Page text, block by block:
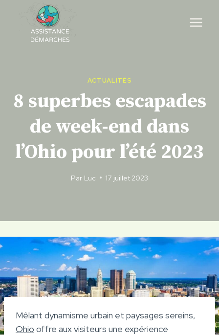
content
ACTUALITÉS
8 superbes escapades
de week-end dans
l’Ohio pour l’été 2023
Par Luc 17 juillet 2023
Mêlant dynamisme urbain et paysages sereins,
Ohio offre aux visiteurs une expérience